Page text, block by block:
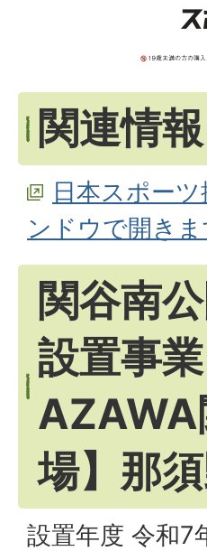
関連情
日本スポー
ンドウで開き
関谷南
設置事
AZAWA
場】那
設置年度 令和7